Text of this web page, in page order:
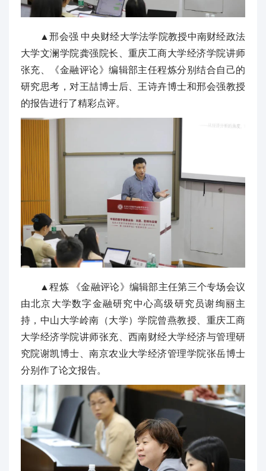
▲邢会强 中央财经大学法学院教授中南财经政法
大学文澜学院龚强院长、重庆工商大学经济学院讲师
张充、《金融评论》编辑部主任程炼分别结合自己的
研究思考，对王喆博士后、王诗卉博士和邢会强教授
的报告进行了精彩点评。
▲程炼 《金融评论》编辑部主任第三个专场会议
由北京大学数字金融研究中心高级研究员谢绚丽主
持，中山大学岭南（大学）学院曾燕教授、重庆工商
大学经济学院讲师张充、西南财经大学经济与管理研
究院谢凯博士、南京农业大学经济管理学院张岳博士
分别作了论文报告。